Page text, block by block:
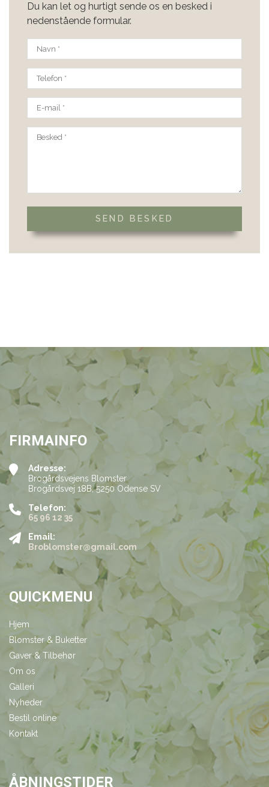
Du kan let og hurtigt sende os en besked i
nedenstående formular.
FIRMAINFO
Adresse:
Brogårdsvejens Blomster
Brogårdsvej 18B, 5250 Odense SV
Telefon:
65 96 12 35
Email:
Broblomster@gmail.com
QUICKMENU
Hjem
Blomster & Buketter
Gaver & Tilbehør
Om os
Galleri
Nyheder
Bestil online
Kontakt
ÅBNINGSTIDER